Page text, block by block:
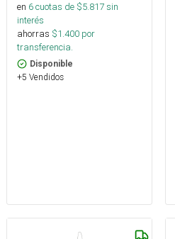
en 6cuotas de $5.817sin
interés
ahorras $1.400 por
transferencia.
Disponible
+5 Vendidos